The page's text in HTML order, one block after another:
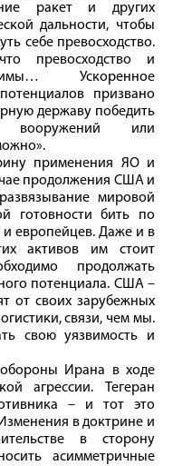
ракет и других
дальности, чтобы
себе превосходство.
превосходство и
Ускоренное
призвано
державу победить
вооружений или
применения ЯО и
продолжения США и
мировой
готовности бить по
европейцев. Даже и в
активов им стоит
продолжать
потенциала. США –
от своих зарубежных
связи, чем мы.
свою уязвимость и
обороны Ирана в ходе
агрессии. Тегеран
– и тот это
в доктрине и
в сторону
асимметричные